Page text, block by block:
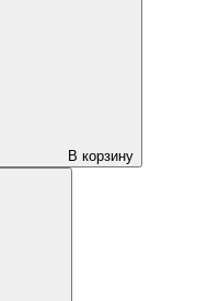
В корзину